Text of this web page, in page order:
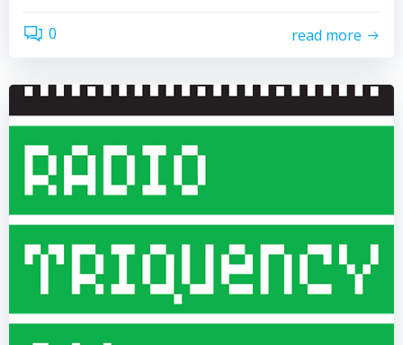
0 read more